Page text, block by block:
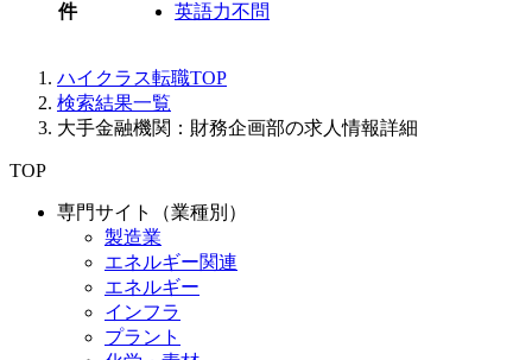
件
英語力不問
ハイクラス転職TOP
検索結果一覧
大手金融機関：財務企画部の求人情報詳細
TOP
専門サイト（業種別）
製造業
エネルギー関連
エネルギー
インフラ
プラント